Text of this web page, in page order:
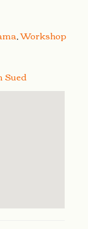
,Workshop
Sued